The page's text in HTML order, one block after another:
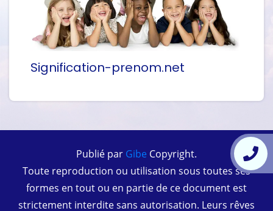
Signification-prenom.net
Publié par Gibe Copyright.
Toute reproduction ou utilisation sous toutes ses
formes en tout ou en partie de ce document est
strictement interdite sans autorisation. Leurs rêves